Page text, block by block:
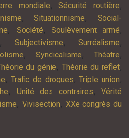
mondiale,Sécurité routière,
,Situationnisme,Social-
, Société, Soulèvement armé,
,Subjectivisme,Surréalisme,
, Syndicalisme,Théatre,
du génie, Théorie du reflet,
,Trafic de drogues,Triple union,
, Unité des contraires,Vérité
,Vivisection, XXe congrès du